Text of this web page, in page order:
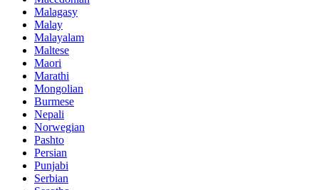
Malagasy
Malay
Malayalam
Maltese
Maori
Marathi
Mongolian
Burmese
Nepali
Norwegian
Pashto
Persian
Punjabi
Serbian